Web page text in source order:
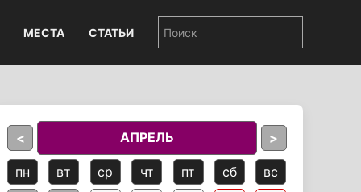
МЕСТА СТАТЬИ
< АПРЕЛЬ >
пн вт ср чт пт сб
вс